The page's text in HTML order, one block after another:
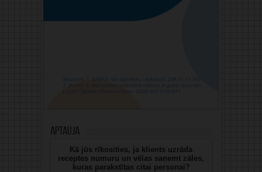
Aptauja
Kā jūs rīkosities, ja klients uzrāda
receptes numuru un vēlas saņemt zāles,
kuras parakstītas citai personai?